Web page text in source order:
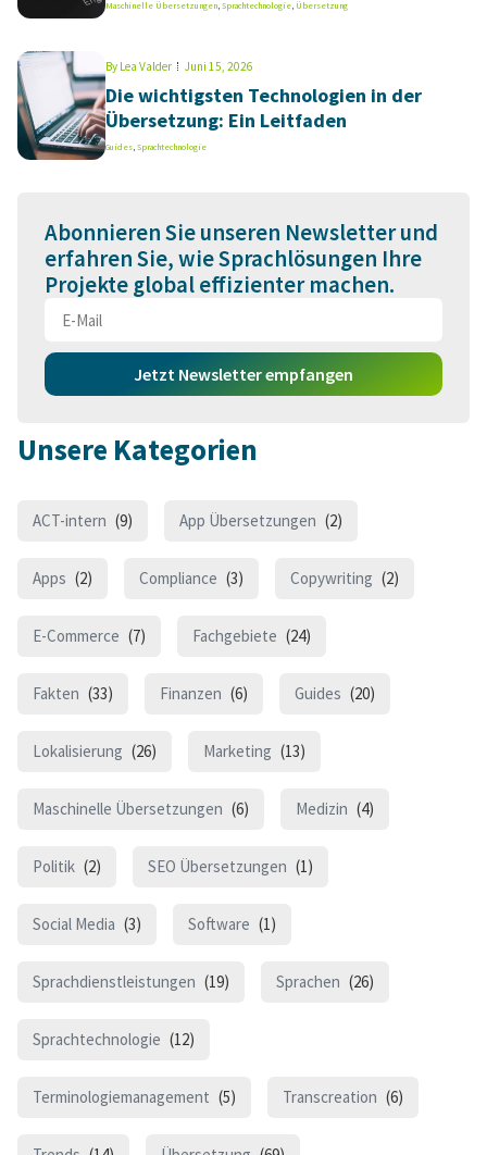
Maschinelle Übersetzungen, Sprachtechnologie, Übersetzung
ByLea Valder Juni 15, 2026
Die wichtigsten Technologien in der
Übersetzung: Ein Leitfaden
Guides, Sprachtechnologie
Abonnieren Sie unseren Newsletter und
erfahren Sie, wie Sprachlösungen Ihre
Projekte global effizienter machen.
Jetzt Newsletter empfangen
Unsere Kategorien
ACT-intern (9) App Übersetzungen (2)
Apps (2) Compliance (3) Copywriting (2)
E-Commerce (7) Fachgebiete (24)
Fakten (33) Finanzen (6) Guides (20)
Lokalisierung (26) Marketing (13)
Maschinelle Übersetzungen (6) Medizin (4)
Politik (2) SEO Übersetzungen (1)
Social Media (3) Software (1)
Sprachdienstleistungen (19) Sprachen (26)
Sprachtechnologie (12)
Terminologiemanagement (5) Transcreation (6)